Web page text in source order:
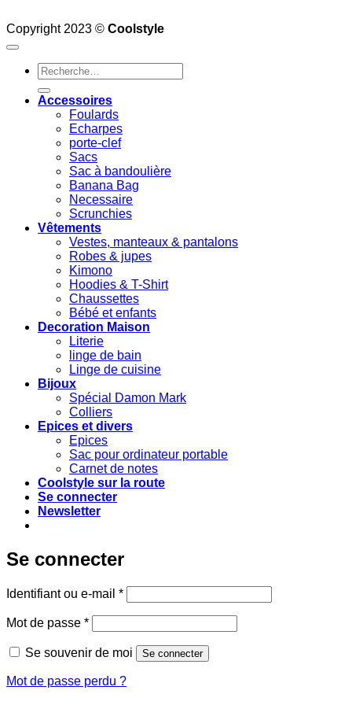
Copyright 2023 © Coolstyle
Recherche
pour :
Accessoires
Foulards
Echarpes
porte-clef
Sacs
Sac à bandoulière
Banana Bag
Necessaire
Scrunchies
Vêtements
Vestes, manteaux & pantalons
Robes & jupes
Kimono
Hoodies & T-Shirt
Chaussettes
Bébé et enfants
Decoration Maison
Literie
linge de bain
Linge de cuisine
Bijoux
Spécial Damon Mark
Colliers
Epices et divers
Epices
Sac pour ordinateur portable
Carnet de notes
Coolstyle sur la route
Se connecter
Newsletter
Se connecter
Identifiant ou e-mail *Obligatoire
Mot de passe *Obligatoire
Se souvenir de moi Se connecter
Mot de passe perdu ?